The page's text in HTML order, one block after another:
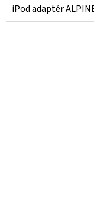
iPod adaptér